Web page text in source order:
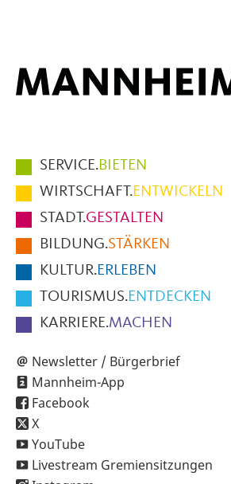
Hauptmenüpunkte
im
Fußbereich
der
Seite
SERVICE.BIETEN
WIRTSCHAFT.ENTWICKELN
STADT.GESTALTEN
BILDUNG.STÄRKEN
KULTUR.ERLEBEN
TOURISMUS.ENTDECKEN
KARRIERE.MACHEN
Newsletter / Bürgerbrief
Mannheim-App
Facebook
X
YouTube
Livestream Gremiensitzungen